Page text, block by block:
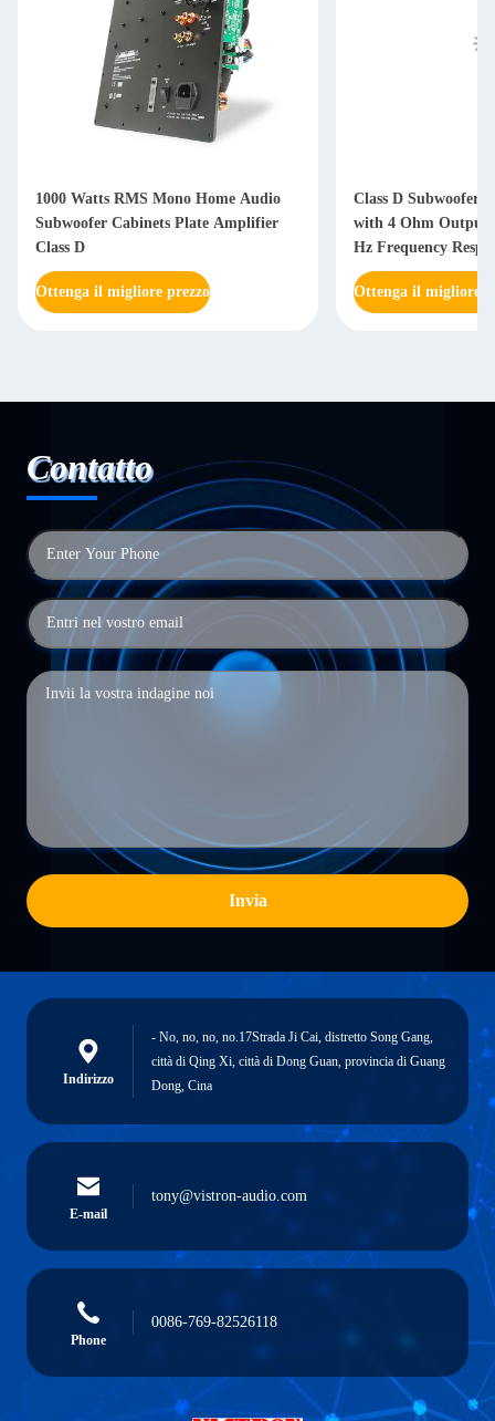
1000 Watts RMS Mono Home Audio
Subwoofer Cabinets Plate Amplifier
Class D
Ottenga il migliore prezzo
Class D Subwoofer
with 4 Ohm Output
Hz Frequency
Power Supply
Ottenga il migliore
Contatto
Invia
Indirizzo
- No, no, no, no.17Strada Ji Cai, distretto Song Gang,
città di Qing Xi, città di Dong Guan, provincia di Guang
Dong, Cina
E-mail
tony@vistron-audio.com
Phone
0086-769-82526118